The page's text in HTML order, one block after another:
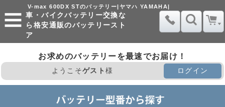
V-max 600DX STのバッテリー|ヤマハ YAMAHA|
車・バイクバッテリー交換な
ら格安通販のバッテリースト
ア
お求めのバッテリーを最速でお届け！
ようこそゲスト様 ログイン